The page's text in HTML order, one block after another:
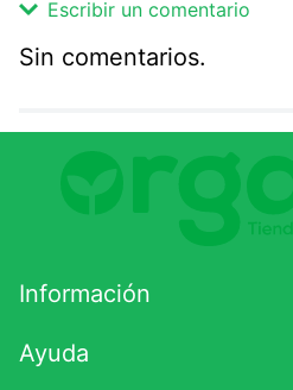
Escribir un comentario
Comentario
Califique el producto de
★★★
Sin comentarios.
Información
Ayuda